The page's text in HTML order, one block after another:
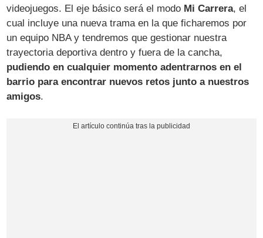
videojuegos. El eje básico será el modo Mi Carrera, el
cual incluye una nueva trama en la que ficharemos por
un equipo NBA y tendremos que gestionar nuestra
trayectoria deportiva dentro y fuera de la cancha,
pudiendo en cualquier momento adentrarnos en el
barrio para encontrar nuevos retos junto a nuestros
amigos.